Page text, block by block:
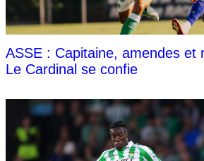
ASSE : Capitaine, amendes et
Le Cardinal se confie